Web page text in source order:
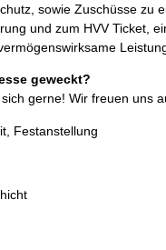
sowie Zuschüsse zu
und zum HVV Ticket,
geweckt?
gerne! Wir freuen uns
Festanstellung